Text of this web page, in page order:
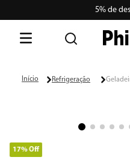
5% de
Refrigeração
17%Off
º air fryer